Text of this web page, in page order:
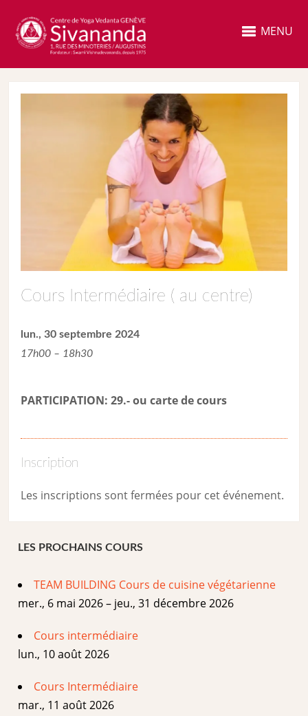
MENU
Cours Intermédiaire ( au centre)
lun., 30 septembre 2024
17h00 – 18h30
PARTICIPATION: 29.- ou carte de cours
Inscription
Les inscriptions sont fermées pour cet événement.
LES PROCHAINS COURS
TEAM BUILDING Cours de cuisine végétarienne
mer., 6 mai 2026 – jeu., 31 décembre 2026
Cours intermédiaire
lun., 10 août 2026
Cours Intermédiaire
mar., 11 août 2026